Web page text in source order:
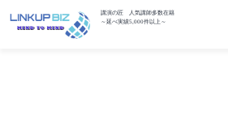
講演の匠 人気講師多数在籍
～延べ実績5,000件以上～